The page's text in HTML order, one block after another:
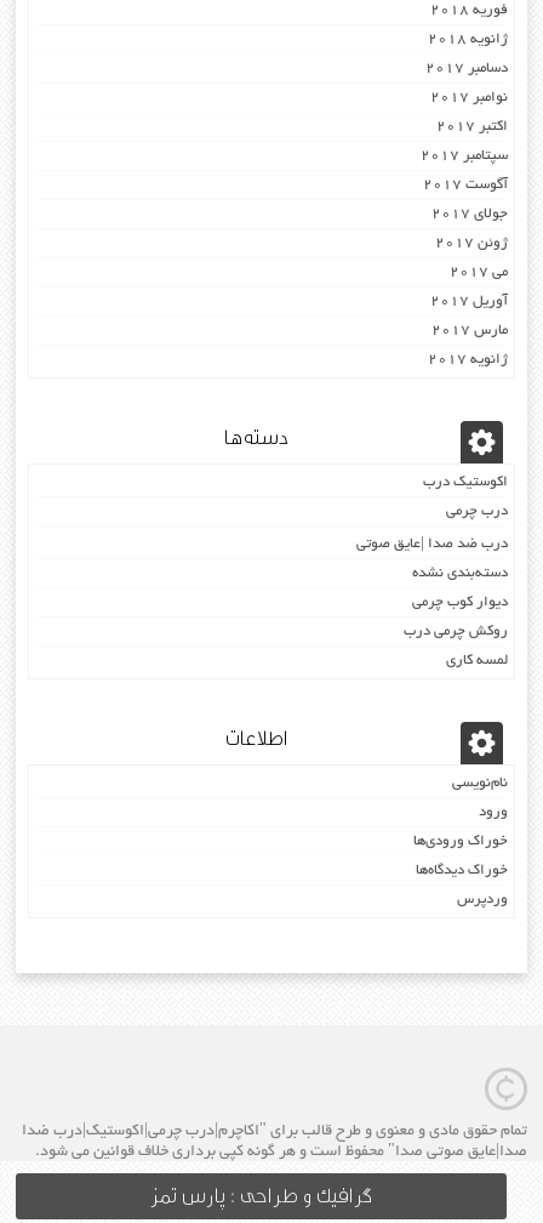
فوریه 2018
ژانویه 2018
دسامبر 2017
نوامبر 2017
اکتبر 2017
سپتامبر 2017
آگوست 2017
جولای 2017
ژوئن 2017
می 2017
آوریل 2017
مارس 2017
ژانویه 2017
دسته‌ها
اکوستیک درب
درب چرمی
درب ضد صدا |عایق صوتی
دسته‌بندی نشده
دیوار کوب چرمی
روکش چرمی درب
لمسه کاری
اطلاعات
نام‌نویسی
ورود
خوراک ورودی‌ها
خوراک دیدگاه‌ها
وردپرس
تمام حقوق مادی و معنوی و طرح قالب برای "اکاچرم|درب چرمی|اکوستیک|درب ضدا
صدا|عایق صوتی صدا" محفوظ است و هر گونه کپی برداری خلاف قوانین می شود.
گرافیک و طراحی : پارس تمز